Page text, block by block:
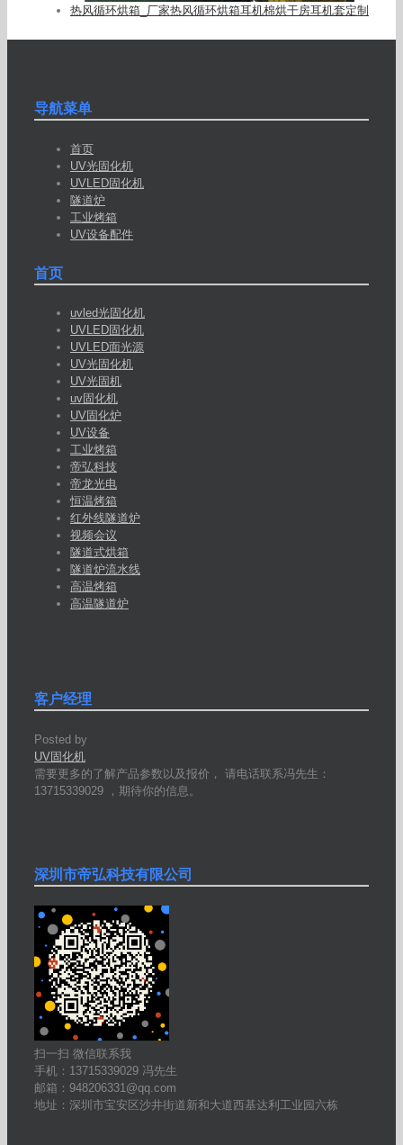
热风循环烘箱_厂家热风循环烘箱耳机棉烘干房耳机套定制
导航菜单
首页
UV光固化机
UVLED固化机
隧道炉
工业烤箱
UV设备配件
首页
uvled光固化机
UVLED固化机
UVLED面光源
UV光固化机
UV光固机
uv固化机
UV固化炉
UV设备
工业烤箱
帝弘科技
帝龙光电
恒温烤箱
红外线隧道炉
视频会议
隧道式烘箱
隧道炉流水线
高温烤箱
高温隧道炉
客户经理
Posted by
UV固化机
需要更多的了解产品参数以及报价， 请电话联系冯先生：
13715339029 ，期待你的信息。
深圳市帝弘科技有限公司
扫一扫 微信联系我
手机：13715339029 冯先生
邮箱：948206331@qq.com
地址：深圳市宝安区沙井街道新和大道西基达利工业园六栋